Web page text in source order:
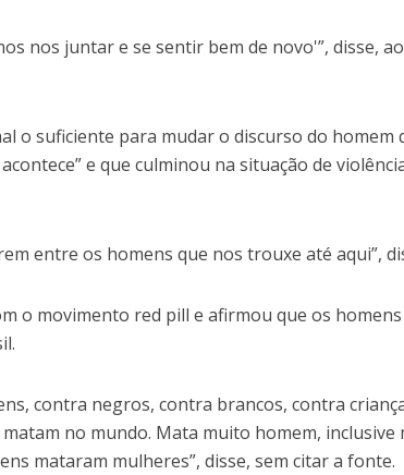
nos juntar e se sentir bem de novo'”, disse, ao
o suficiente para mudar o discurso do homem
e que culminou na situação de
entre os homens que nos trouxe até aqui”,
o movimento red pill e afirmou que os homens
contra negros, contra brancos, contra
no mundo. Mata muito homem, inclusive
mataram mulheres”, disse, sem citar a fonte.